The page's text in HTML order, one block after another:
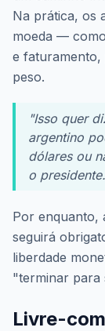
Na prática, os
moeda —
e faturamento,
peso.
"Isso quer
argentino
dólares ou
o presidente.
Por enquanto,
seguirá
liberdade
"terminar para
Livre-